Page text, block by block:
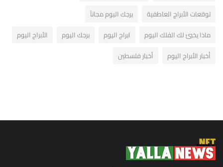
توقعات الأبراج العاطفية
برجك اليوم مجاناً
ماذا يخبئ لك الفلك اليوم
ابراج اليوم برجك اليوم
الأبراج اليوم
أخبار الأبراج اليوم
أخبار فلسطين